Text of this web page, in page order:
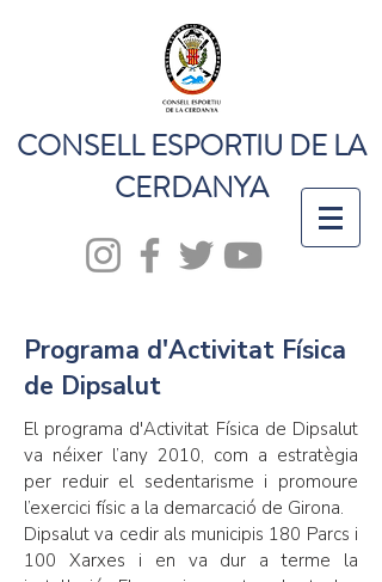
CONSELL ESPORTIU DE LA
CERDANYA
Programa d'Activitat Física
de Dipsalut
El programa d'Activitat Física de Dipsalut
va néixer l’any 2010, com a estratègia
per reduir el sedentarisme i promoure
l’exercici físic a la demarcació de Girona.
Dipsalut va cedir als municipis 180 Parcs i
100 Xarxes i en va dur a terme la